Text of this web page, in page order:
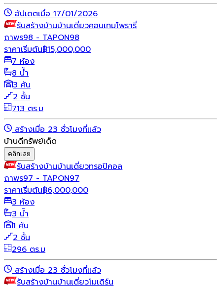
อัปเดตเมื่อ 17/01/2026
รับสร้างบ้านบ้านเดี่ยวคอนเทมโพรารี่
ถาพร98 - TAPON98
ราคาเริ่มต้น฿15,000,000
7 ห้อง
8 น้ำ
3 คัน
2 ชั้น
713 ตร.ม
สร้างเมื่อ 23 ชั่วโมงที่แล้ว
บ้านดีทรัพย์เด็ด
คลิกเลย
รับสร้างบ้านบ้านเดี่ยวทรอปิคอล
ถาพร97 - TAPON97
ราคาเริ่มต้น฿6,000,000
3 ห้อง
3 น้ำ
1 คัน
2 ชั้น
296 ตร.ม
สร้างเมื่อ 23 ชั่วโมงที่แล้ว
รับสร้างบ้านบ้านเดี่ยวโมเดิร์น